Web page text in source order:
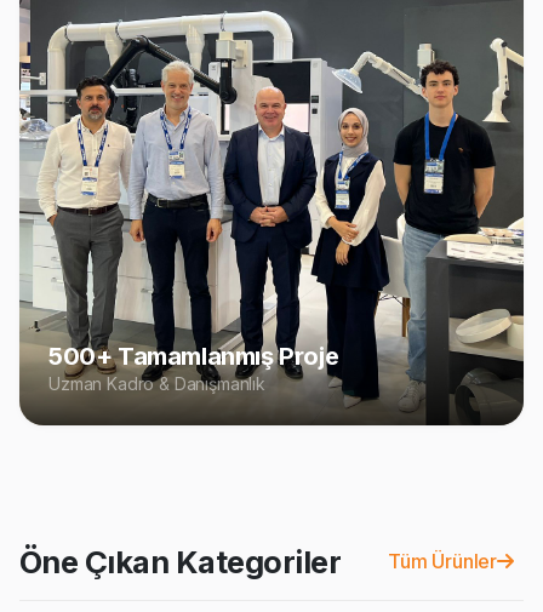
500+ Tamamlanmış Proje
Uzman Kadro & Danışmanlık
Öne Çıkan Kategoriler Tüm Ürünler